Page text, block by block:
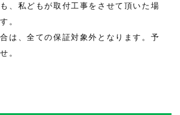
、私どもが取付工事をさせて頂いた場
。
は、全ての保証対象外となります。予
。